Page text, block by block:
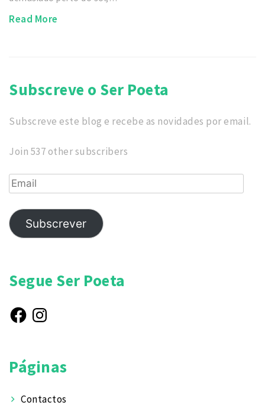
Read More
Subscreve o Ser Poeta
Subscreve este blog e recebe as novidades por email.
Join 537 other subscribers
Email
Subscrever
Segue Ser Poeta
FacebookInstagram
Páginas
Contactos